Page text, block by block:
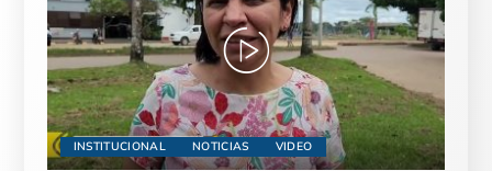
INSTITUCIONAL NOTICIAS VIDEO